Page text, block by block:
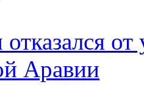
от
Аравии